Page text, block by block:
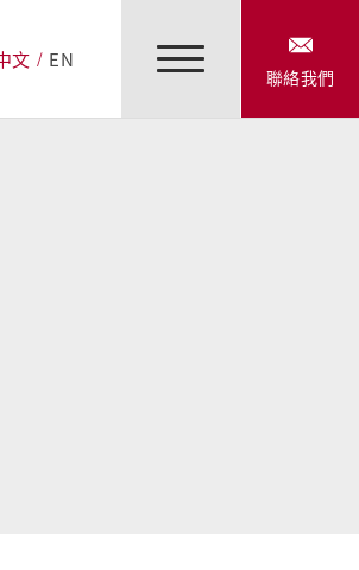
文 EN
聯絡我們